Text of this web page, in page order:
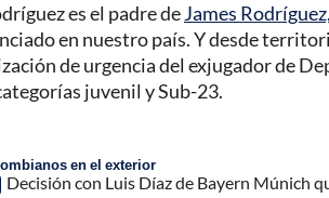
es el padre deJames
en nuestro país. Y desde
de urgencia del exjugador de
juvenil y Sub-23.
en el exterior
Decisión con Luis Díaz de Bayern Múnich